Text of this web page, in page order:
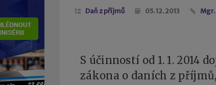
Daň z příjmů 05. 12. 2013
S účinností od 1. 1. 2014
zákona o daních z